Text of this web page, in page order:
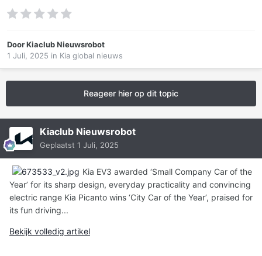
DoorKiaclub Nieuwsrobot
1 Juli, 2025 in Kia global nieuws
Reageer hier op dit topic
Kiaclub Nieuwsrobot
Geplaatst 1 Juli, 2025
Kia EV3 awarded ‘Small Company Car of the
Year’ for its sharp design, everyday practicality and convincing
electric range Kia Picanto wins ‘City Car of the Year’, praised for
its fun driving...
Bekijk volledig artikel